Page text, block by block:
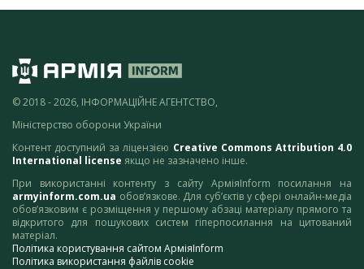
© 2018 - 2026, ІНФОРМАЦІЙНЕ АГЕНТСТВО,
Міністерство оборони України
Контент доступний за ліцензією Creative Commons Attribution 4.0
International license якщо не зазначено інше.
При використанні контенту з сайту АрміяInform посилання на
armyinform.com.ua обов’язкове. Для суб’єктів у сфері онлайн-медіа
обов’язковим є розміщення у першому абзаці матеріалу прямого та
відкритого для пошукових систем гіперпосилання на цитований
матеріал.
Політика користування сайтом АрміяInform
Політика використання файлів cookie